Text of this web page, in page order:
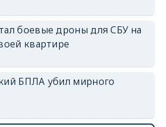
боевые дроны для СБУ на
квартире
БПЛА убил мирного